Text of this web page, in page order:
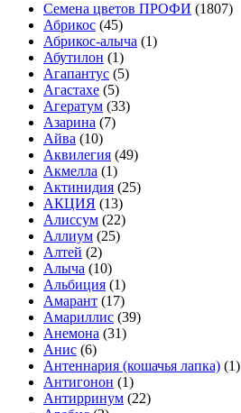
Cемена цветов ПРОФИ (1807)
Абрикос (45)
Абрикос-алыча (1)
Абутилон (1)
Агапантус (5)
Агастахе (5)
Агератум (33)
Азарина (7)
Айва (10)
Аквилегия (49)
Акмелла (1)
Актинидия (25)
АКЦИЯ (13)
Алиссум (22)
Аллиум (25)
Алтей (2)
Алыча (10)
Альбиция (1)
Амарант (17)
Амариллис (39)
Анемона (31)
Анис (6)
Антеннария (кошачья лапка) (1)
Антигонон (1)
Антирринум (22)